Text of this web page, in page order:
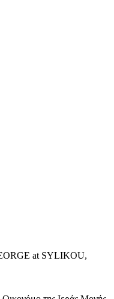
at SYLIKOU,